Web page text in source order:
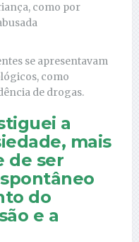
como por
se apresentavam
como
de drogas.
a
mais
de ser
do
e a